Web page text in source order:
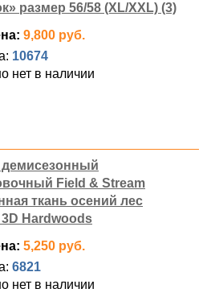
размер 56/58 (XL/XXL) (3)
9,800 руб.
10674
нет в наличии
Field & Stream
ткань осений лес
3D Hardwoods
5,250 руб.
6821
нет в наличии